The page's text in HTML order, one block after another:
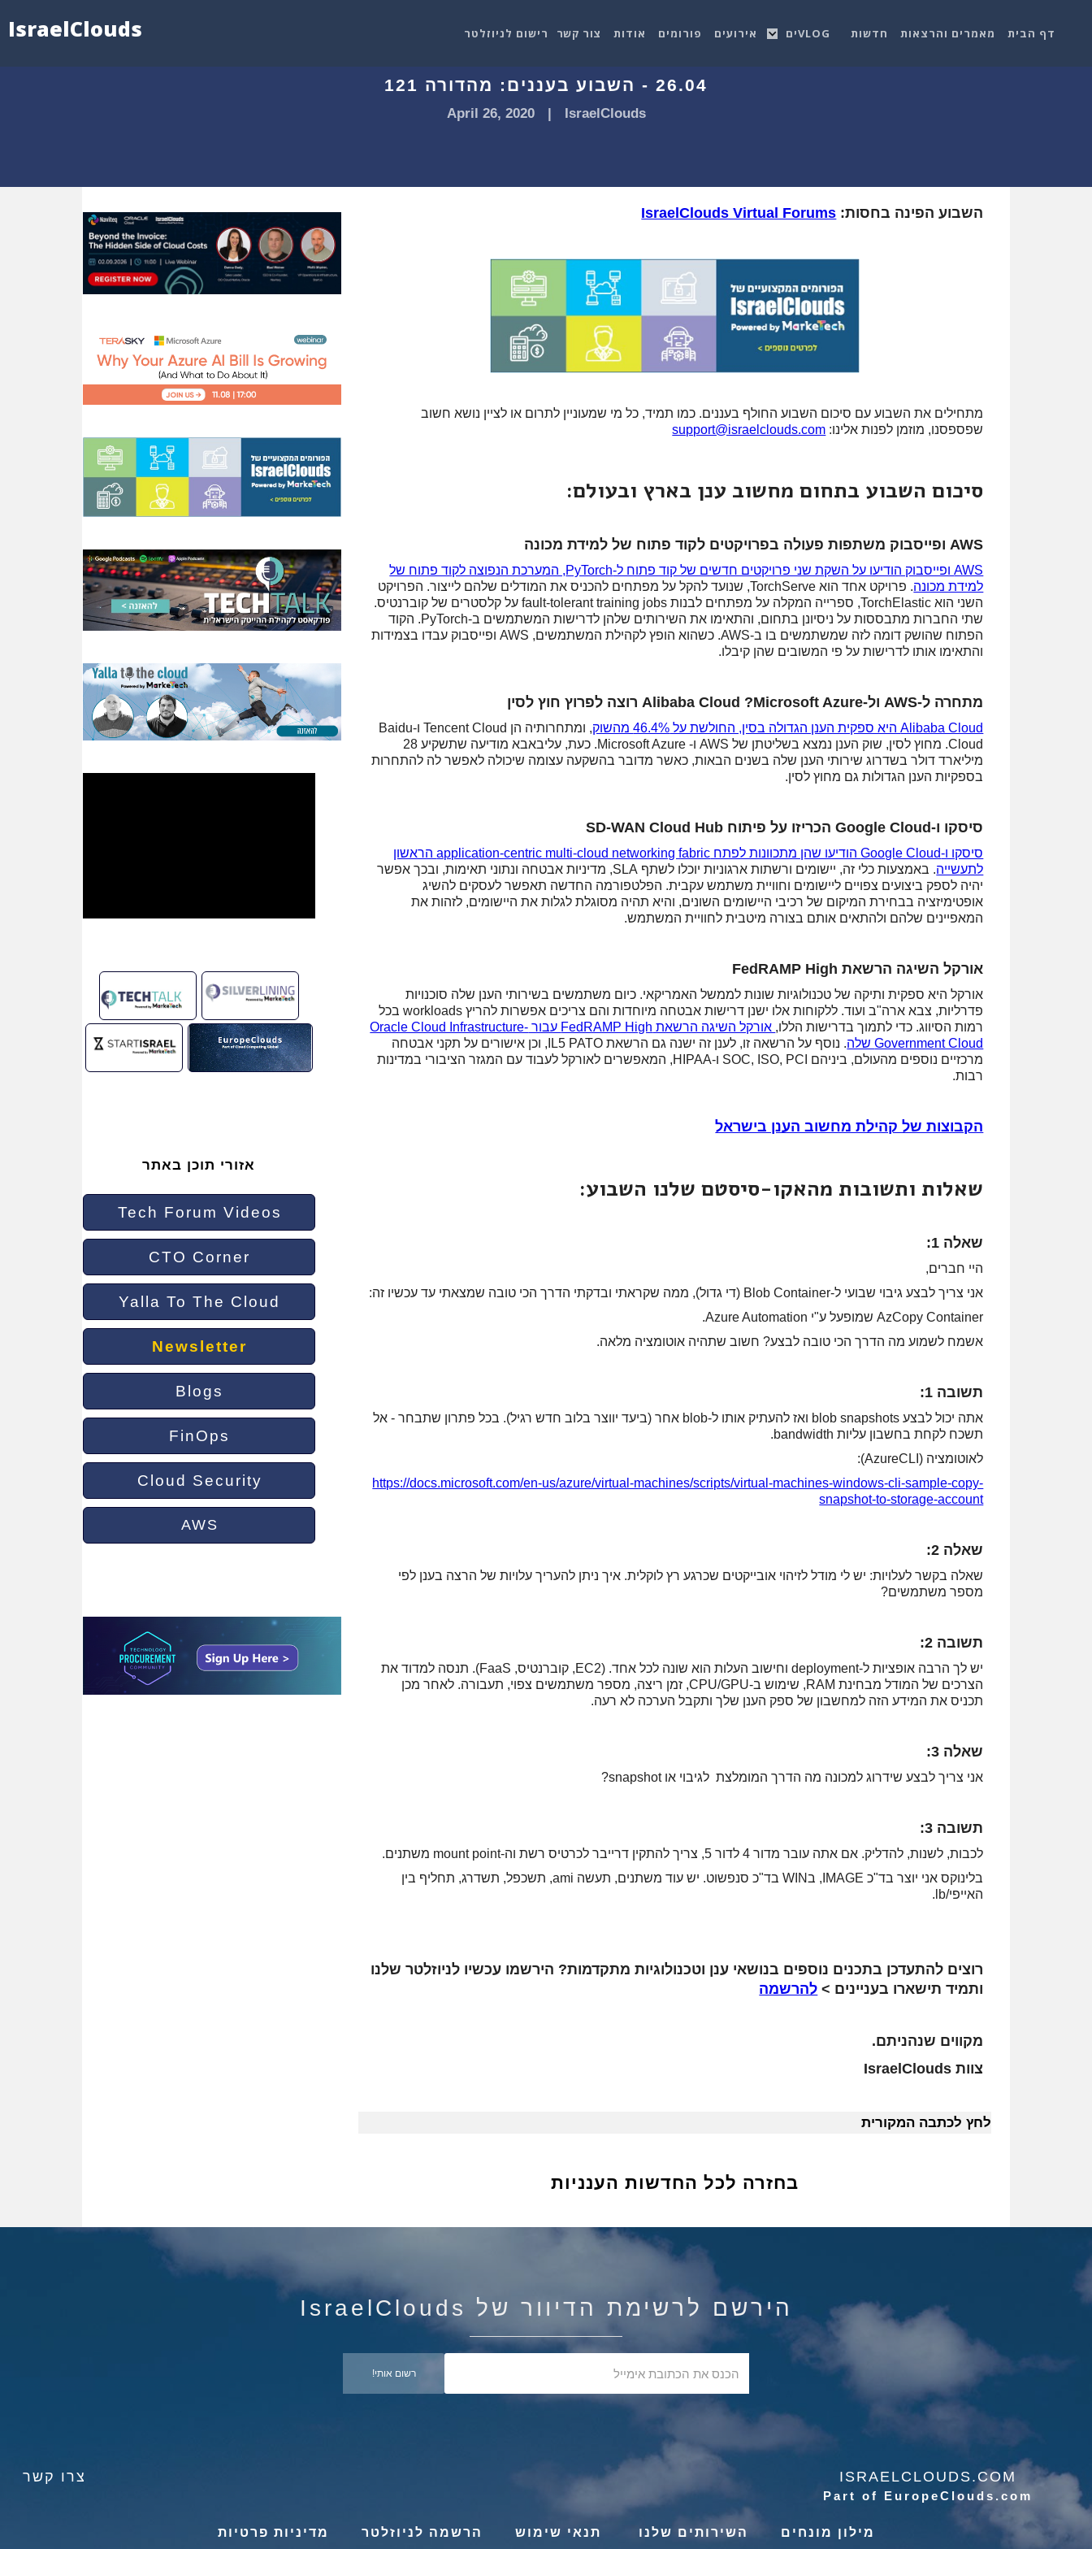
IsraelClouds דף הבית מאמרים והרצאות חדשות VLOGים אירועים פורומים אודות צור קשר רישום לניוזלטר
26.04 - השבוע בעננים: מהדורה 121
IsraelClouds
|
April 26, 2020
אזורי תוכן באתר
Tech Forum Videos
CTO Corner
Yalla To The Cloud
Newsletter
Blogs
FinOps
Cloud Security
AWS
השבוע הפינה בחסות: IsraelClouds Virtual Forums
מתחילים את השבוע עם סיכום השבוע החולף בעננים. כמו תמיד, כל מי שמעוניין לתרום או לציין נושא חשוב
שפספסנו, מוזמן לפנות אלינו: support@israelclouds.com
סיכום השבוע בתחום מחשוב ענן בארץ ובעולם:
AWS ופייסבוק משתפות פעולה בפרויקטים לקוד פתוח של למידת מכונה
AWS ופייסבוק הודיעו על השקת שני פרויקטים חדשים של קוד פתוח ל-PyTorch, המערכת הנפוצה לקוד פתוח של
למידת מכונה
. פרויקט אחד הוא TorchServe, שנועד להקל על מפתחים להכניס את המודלים שלהם לייצור. הפרויקט
השני הוא TorchElastic, ספרייה המקלה על מפתחים לבנות fault-tolerant training jobs על קלסטרים של קוברנטיס.
שתי החברות מתבססות על ניסיונן בתחום, והתאימו את השירותים שלהן לדרישות המשתמשים ב-PyTorch. הקוד
הפתוח שהושק דומה לזה שמשתמשים בו ב-AWS. כשהוא הופץ לקהילת המשתמשים, AWS ופייסבוק עבדו בצמידות
והתאימו אותו לדרישות על פי המשובים שהן קיבלו.
מתחרה ל-AWS ול-Alibaba Cloud ?Microsoft Azure רוצה לפרוץ חוץ לסין
Alibaba Cloud היא ספקית הענן הגדולה בסין, החולשת על 46.4% מהשוק
, ומתחרותיה הן Tencent Cloud ו-Baidu
Cloud. מחוץ לסין, שוק הענן נמצא בשליטתן של AWS ו- Microsoft Azure. כעת, עליבאבא מודיעה שתשקיע 28
מיליארד דולר בשדרוג שירותי הענן שלה בשנים הבאות, כאשר מדובר בהשקעה עצומה שיכולה לאפשר לה להתחרות
בספקיות הענן הגדולות גם מחוץ לסין.
סיסקו ו-Google Cloud הכריזו על פיתוח SD-WAN Cloud Hub
סיסקו ו-Google Cloud הודיעו שהן מתכוונות לפתח application-centric multi-cloud networking fabric הראשון
לתעשייה
. באמצעות כלי זה, יישומים ורשתות ארגוניות יוכלו לשתף SLA, מדיניות אבטחה ונתוני תאימות, ובכך אפשר
יהיה לספק ביצועים צפויים ליישומים וחוויית משתמש עקבית. הפלטפורמה החדשה תאפשר לעסקים להשיג
אופטימיזציה בבחירת המיקום של רכיבי היישומים השונים, והיא תהיה מסוגלת לגלות את היישומים, לזהות את
המאפיינים שלהם ולהתאים אותם בצורה מיטבית לחוויית המשתמש.
אורקל השיגה הרשאת FedRAMP High
אורקל היא ספקית ותיקה של טכנולוגיות שונות לממשל האמריקאי. כיום משתמשים בשירותי הענן שלה סוכנויות
פדרליות, צבא ארה"ב ועוד. ללקוחות אלו ישנן דרישות אבטחה מיוחדות והם צריכים אפשרות להריץ workloads בכל
רמות הסיווג. כדי לתמוך בדרישות הללו,
אורקל השיגה הרשאת FedRAMP High עבור Oracle Cloud Infrastructure-
Government Cloud שלה
. נוסף על הרשאה זו, לענן זה ישנה גם הרשאת IL5 PATO, וכן אישורים על תקני אבטחה
מרכזיים נוספים מהעולם, ביניהם SOC, ISO, PCI ו-HIPAA, המאפשרים לאורקל לעבוד עם המגזר הציבורי במדינות
רבות.
הקבוצות של קהילת מחשוב הענן בישראל
שאלות ותשובות מהאקו-סיסטם שלנו השבוע:
שאלה 1:
היי חברים,
אני צריך לבצע גיבוי שבועי ל-Blob Container (די גדול), ממה שקראתי ובדקתי הדרך הכי טובה שמצאתי עד עכשיו זה:
AzCopy Container שמופעל ע"י Azure Automation.
אשמח לשמוע מה הדרך הכי טובה לבצע? חשוב שתהיה אוטומציה מלאה.
תשובה 1:
אתה יכול לבצע blob snapshots ואז להעתיק אותו ל-blob אחר (ביעד יווצר בלוב חדש רגיל). בכל פתרון שתבחר - אל
תשכח לקחת בחשבון עליות bandwidth.
לאוטומציה (AzureCLI):
https://docs.microsoft.com/en-us/azure/virtual-machines/scripts/virtual-machines-windows-cli-sample-copy-
snapshot-to-storage-account
שאלה 2:
שאלה בקשר לעלויות: יש לי מודל לזיהוי אובייקטים שכרגע רץ לוקלית. איך ניתן להעריך עלויות של הרצה בענן לפי
מספר משתמשים?
תשובה 2:
יש לך הרבה אופציות ל-deployment וחישוב העלות הוא שונה לכל אחד. (EC2, קוברנטיס, FaaS). תנסה למדוד את
הצרכים של המודל מבחינת RAM, שימוש ב-CPU/GPU, זמן ריצה, מספר משתמשים צפוי, תעבורה. לאחר מכן
תכניס את המידע הזה למחשבון של ספק הענן שלך ותקבל הערכה לא רעה.
שאלה 3:
אני צריך לבצע שידרוג למכונה מה הדרך המומלצת לגיבוי או snapshot?
תשובה 3:
לכבות, לשנות, להדליק. אם אתה עובר מדור 4 לדור 5, צריך להתקין דרייבר לכרטיס רשת וה-mount point משתנים.
בלינוקס אני יוצר בד"כ IMAGE, בWIN בד"כ סנפשוט. יש עוד משתנים, תעשה ami, תשכפל, תשדרג, תחליף בין
האייפי/lb.
רוצים להתעדכן בתכנים נוספים בנושאי ענן וטכנולוגיות מתקדמות? הירשמו עכשיו לניוזלטר שלנו
ותמיד תישארו בעניינים > להרשמה
מקווים שנהניתם.
צוות IsraelClouds
לחץ לכתבה המקורית
בחזרה לכל החדשות הענניות
הירשם לרשימת הדיוור של IsraelClouds
ISRAELCLOUDS.COM
Part of EuropeClouds.com
צרו קשר
מילון מונחים השירותים שלנו תנאי שימוש הרשמה לניוזלטר מדיניות פרטיות